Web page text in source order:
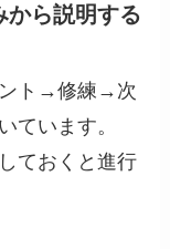
から説明する
ト→修練→次
ています。
ておくと進行